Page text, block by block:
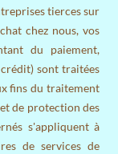
tierces sur
chez nous, vos
du paiement,
sont traitées
fins du traitement
de protection des
s'appliquent à
de services de